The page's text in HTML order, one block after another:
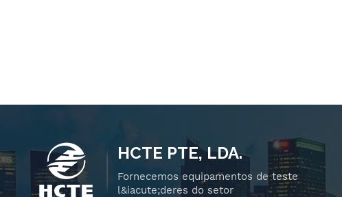
HCTE PTE, LDA.
Fornecemos equipamentos de teste
l&iacute;deres do setor